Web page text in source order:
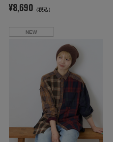
¥8,690 （税込）
NEW